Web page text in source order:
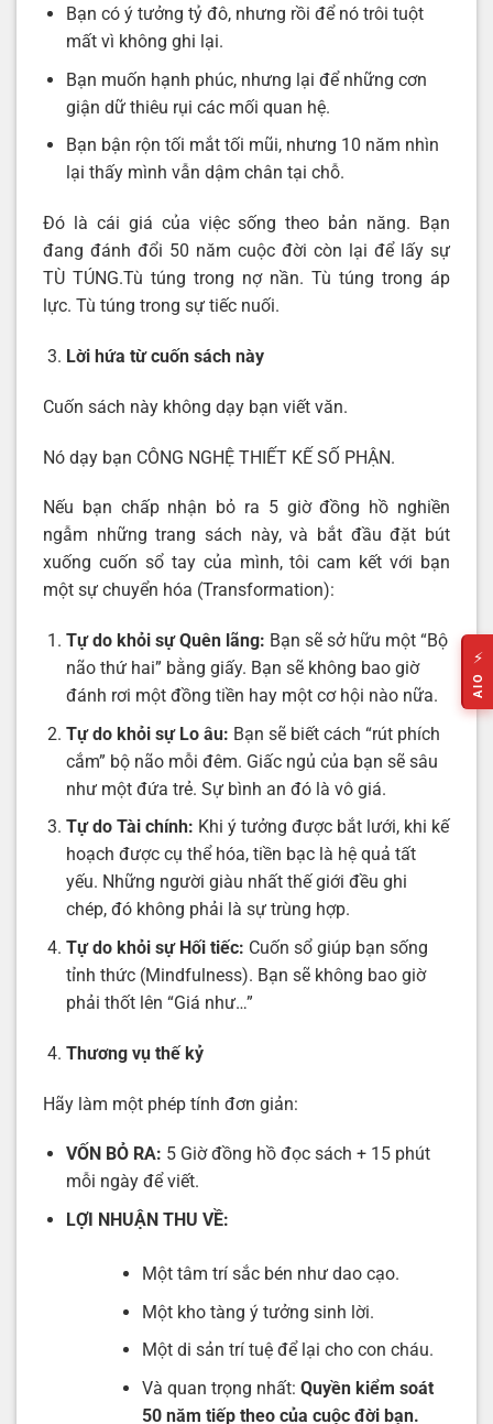
Bạn có ý tưởng tỷ đô, nhưng rồi để nó trôi tuột
mất vì không ghi lại.
Bạn muốn hạnh phúc, nhưng lại để những cơn
giận dữ thiêu rụi các mối quan hệ.
Bạn bận rộn tối mắt tối mũi, nhưng 10 năm nhìn
lại thấy mình vẫn dậm chân tại chỗ.
Đó là cái giá của việc sống theo bản năng. Bạn
đang đánh đổi 50 năm cuộc đời còn lại để lấy sự
TÙ TÚNG.Tù túng trong nợ nần. Tù túng trong áp
lực. Tù túng trong sự tiếc nuối.
Lời hứa từ cuốn sách này
Cuốn sách này không dạy bạn viết văn.
Nó dạy bạn CÔNG NGHỆ THIẾT KẾ SỐ PHẬN.
Nếu bạn chấp nhận bỏ ra 5 giờ đồng hồ nghiền
ngẫm những trang sách này, và bắt đầu đặt bút
xuống cuốn sổ tay của mình, tôi cam kết với bạn
một sự chuyển hóa (Transformation):
Tự do khỏi sự Quên lãng: Bạn sẽ sở hữu một “Bộ
não thứ hai” bằng giấy. Bạn sẽ không bao giờ
đánh rơi một đồng tiền hay một cơ hội nào nữa.
Tự do khỏi sự Lo âu: Bạn sẽ biết cách “rút phích
cắm” bộ não mỗi đêm. Giấc ngủ của bạn sẽ sâu
như một đứa trẻ. Sự bình an đó là vô giá.
Tự do Tài chính: Khi ý tưởng được bắt lưới, khi kế
hoạch được cụ thể hóa, tiền bạc là hệ quả tất
yếu. Những người giàu nhất thế giới đều ghi
chép, đó không phải là sự trùng hợp.
Tự do khỏi sự Hối tiếc: Cuốn sổ giúp bạn sống
tỉnh thức (Mindfulness). Bạn sẽ không bao giờ
phải thốt lên “Giá như…”
Thương vụ thế kỷ
Hãy làm một phép tính đơn giản:
VỐN BỎ RA: 5 Giờ đồng hồ đọc sách + 15 phút
mỗi ngày để viết.
LỢI NHUẬN THU VỀ:
Một tâm trí sắc bén như dao cạo.
Một kho tàng ý tưởng sinh lời.
Một di sản trí tuệ để lại cho con cháu.
Và quan trọng nhất: Quyền kiểm soát
50 năm tiếp theo của cuộc đời bạn.
⚡
AIO